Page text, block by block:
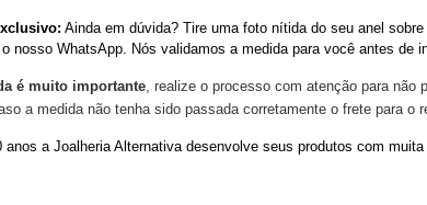
Ainda em dúvida? Tire uma foto nítida do seu anel
nosso WhatsApp. Nós validamos a medida para você antes de
é muito importante, realize o processo com atenção para não
a medida não tenha sido passada corretamente o frete para o
anos a Joalheria Alternativa desenvolve seus produtos com